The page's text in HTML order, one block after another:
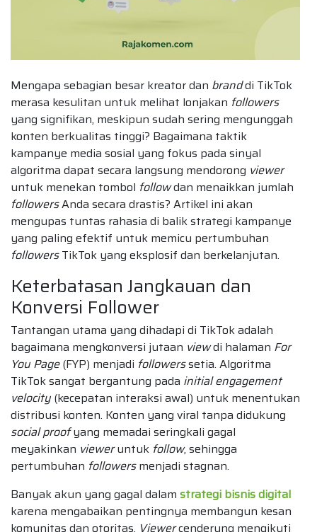
Mengapa sebagian besar kreator dan branddi TikTok
merasa kesulitan untuk melihat lonjakan followers
yang signifikan, meskipun sudah sering mengunggah
konten berkualitas tinggi? Bagaimana taktik
kampanye media sosial yang fokus pada sinyal
algoritma dapat secara langsung mendorong viewer
untuk menekan tombol followdan menaikkan jumlah
followersAnda secara drastis? Artikel ini akan
mengupas tuntas rahasia di balik strategi kampanye
yang paling efektif untuk memicu pertumbuhan
followersTikTok yang eksplosif dan berkelanjutan.
Keterbatasan Jangkauan dan
Konversi Follower
Tantangan utama yang dihadapi di TikTok adalah
bagaimana mengkonversi jutaan viewdi halaman For
You Page(FYP) menjadi followerssetia. Algoritma
TikTok sangat bergantung pada initial engagement
velocity (kecepatan interaksi awal) untuk menentukan
distribusi konten. Konten yang viral tanpa didukung
social proofyang memadai seringkali gagal
meyakinkan vieweruntuk follow, sehingga
pertumbuhan followersmenjadi stagnan.
Banyak akun yang gagal dalam strategi bisnis digital
karena mengabaikan pentingnya membangun kesan
komunitas dan otoritas. Viewercenderung mengikuti